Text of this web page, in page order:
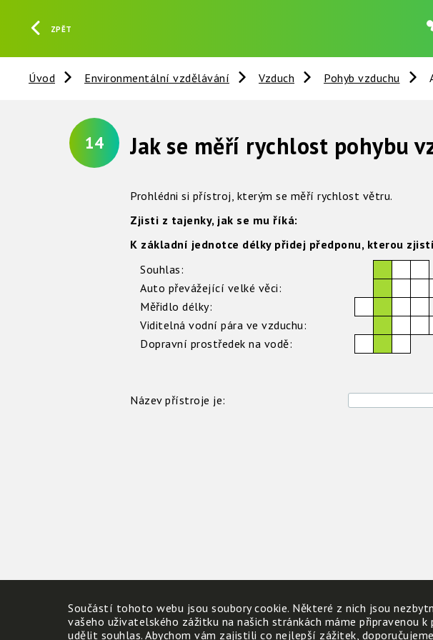
ZPĚT
Úvod Environmentální vzdělávání Vzduch Pohyb vzduchu
14 Jak se měří rychlost pohybu
Prohlédni si přístroj, kterým se měří rychlost větru.
Zjisti z tajenky, jak se mu říká:
K základní jednotce délky přidej předponu, kterou
Souhlas:
Auto převážející velké věci:
Měřidlo délky:
Viditelná vodní pára ve vzduchu:
Dopravní prostředek na vodě:
Název přístroje je:
Součástí tohoto webu jsou soubory cookie. Některé z nich jsou
vašeho uživatelského zážitku na našich stránkách máme
udělit souhlas. Abychom vám zajistili co nejlepší zážitek,